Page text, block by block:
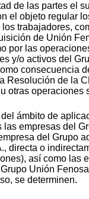
de las partes el
el objeto regular
trabajadores,
de Unión
por las
y/o activos del
consecuencia
Resolución de la
otras operaciones
del ámbito de
las empresas del
del Grupo
directa o
así como las
Unión
se determinen.